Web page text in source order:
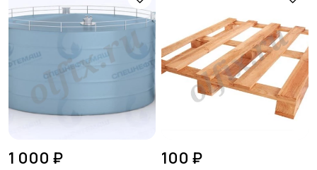
1 000 ₽ 100 ₽